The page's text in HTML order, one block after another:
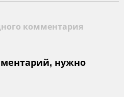
комментария
нужно